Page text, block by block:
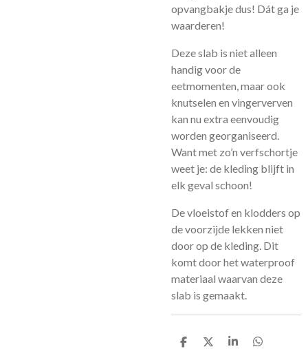
opvangbakje dus! Dát ga je
waarderen!
Deze slab is niet alleen
handig voor de
eetmomenten, maar ook
knutselen en vingerverven
kan nu extra eenvoudig
worden georganiseerd.
Want met zo’n verfschortje
weet je: de kleding blijft in
elk geval schoon!
De vloeistof en klodders op
de voorzijde lekken niet
door op de kleding. Dit
komt door het waterproof
materiaal waarvan deze
slab is gemaakt.
D D S D